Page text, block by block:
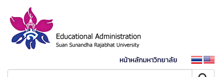
หน้าหลักมหาวิทยาลัย